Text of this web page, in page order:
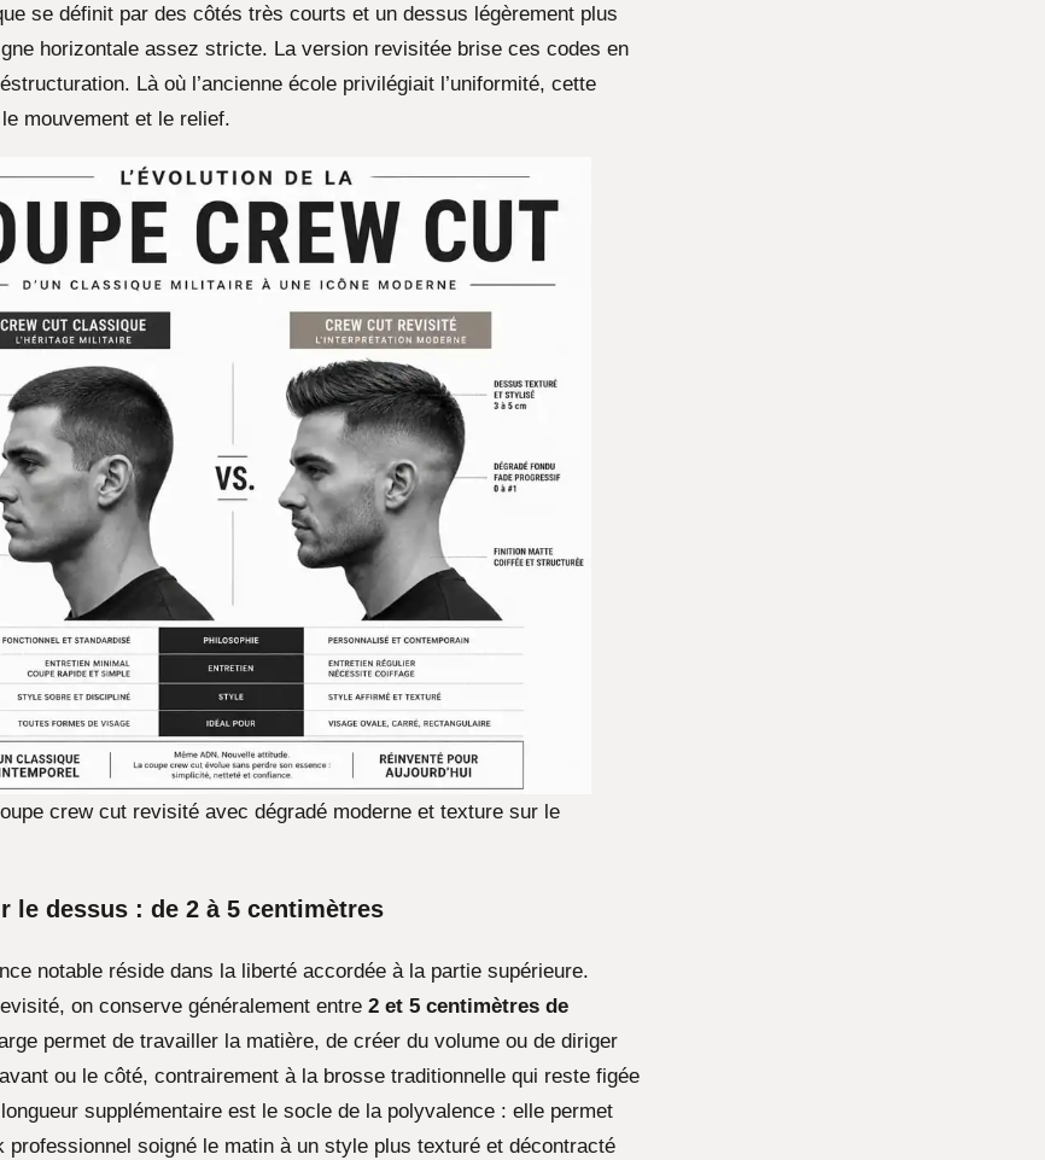
se définit par des côtés très courts et un dessus légèrement plus
horizontale assez stricte. La version revisitée brise ces codes en
Là où l’ancienne école privilégiait l’uniformité, cette
mouvement et le relief.
crew cut revisité avec dégradé moderne et texture sur le
le dessus : de 2 à 5 centimètres
notable réside dans la liberté accordée à la partie supérieure.
on conserve généralement entre 2 et 5 centimètres de
permet de travailler la matière, de créer du volume ou de diriger
ou le côté, contrairement à la brosse traditionnelle qui reste figée
supplémentaire est le socle de la polyvalence : elle permet
professionnel soigné le matin à un style plus texturé et décontracté